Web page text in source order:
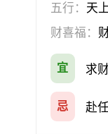
五行： 天
财喜福：
宜 求
忌 赴